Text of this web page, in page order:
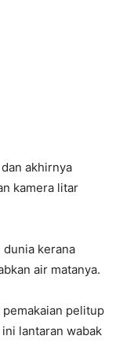
akhirnya
kamera litar
kerana
air matanya.
pelitup
lantaran wabak